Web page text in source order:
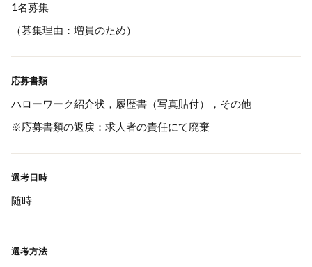
1名募集
（募集理由：増員のため）
応募書類
ハローワーク紹介状，履歴書（写真貼付），その他
※応募書類の返戻：求人者の責任にて廃棄
選考日時
随時
選考方法